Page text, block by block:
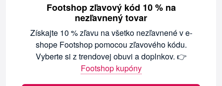
Footshop zľavový kód 10 % na
nezľavnený tovar
Získajte 10 % zľavu na všetko nezľavnené v e-
shope Footshop pomocou zľavového kódu.
Vyberte si z trendovej obuvi a doplnkov. 👉
Footshop kupóny